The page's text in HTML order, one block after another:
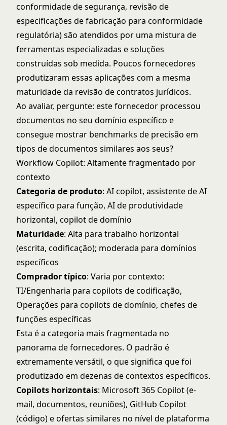
conformidade de segurança, revisão de
especificações de fabricação para conformidade
regulatória) são atendidos por uma mistura de
ferramentas especializadas e soluções
construídas sob medida. Poucos fornecedores
produtizaram essas aplicações com a mesma
maturidade da revisão de contratos jurídicos.
Ao avaliar, pergunte: este fornecedor processou
documentos no seu domínio específico e
consegue mostrar benchmarks de precisão em
tipos de documentos similares aos seus?
Workflow Copilot: Altamente fragmentado por
contexto
Categoria de produto: AI copilot, assistente de AI
específico para função, AI de produtividade
horizontal, copilot de domínio
Maturidade: Alta para trabalho horizontal
(escrita, codificação); moderada para domínios
específicos
Comprador típico: Varia por contexto:
TI/Engenharia para copilots de codificação,
Operações para copilots de domínio, chefes de
funções específicas
Esta é a categoria mais fragmentada no
panorama de fornecedores. O padrão é
extremamente versátil, o que significa que foi
produtizado em dezenas de contextos específicos.
Copilots horizontais: Microsoft 365 Copilot (e-
mail, documentos, reuniões), GitHub Copilot
(código) e ofertas similares no nível de plataforma